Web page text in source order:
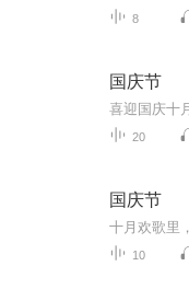
8
国庆节
20
国庆节
10